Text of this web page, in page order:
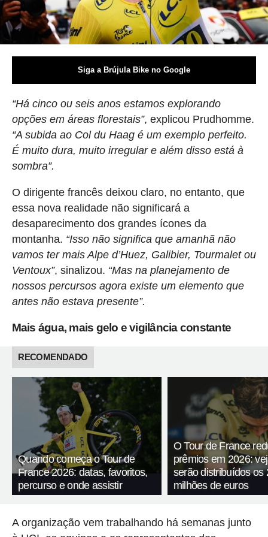
Siga a Brújula Bike no Google
“Há cinco ou seis anos estamos explorando
opções em áreas florestais”, explicou Prudhomme.
“A subida ao Col du Haag é um exemplo perfeito.
É muito dura, muito irregular e além disso está à
sombra”.
O dirigente francês deixou claro, no entanto, que
essa nova realidade não significará a
desaparecimento dos grandes ícones da
montanha. “Isso não significa que amanhã não
vamos ter mais Alpe d’Huez, Galibier, Tourmalet ou
Ventoux”, sinalizou. “Mas na planejamento de
nossos percursos agora existe um elemento que
antes não estava presente”.
Mais água, mais gelo e vigilância constante
RECOMENDADO
Quando começa o Tour de
France 2026: datas, favoritos,
percurso e onde assistir
O Tour de France
prêmios em 2026:
serão distribuídos os
milhões de euros
A organização vem trabalhando há semanas junto